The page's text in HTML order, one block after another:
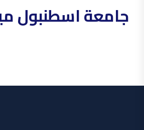
جامعة اسطنبول